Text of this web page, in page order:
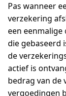
Pas wanneer
verzekering
een
die gebaseerd
de
actief is
bedrag van de
vergoedingen